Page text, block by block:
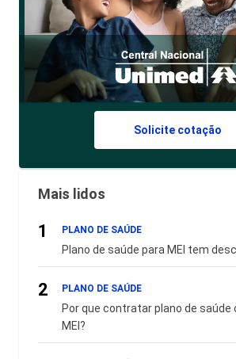
Solicite cotação
Mais lidos
1 PLANO DE SAÚDE
Plano de saúde para MEI tem
2 PLANO DE SAÚDE
Por que contratar plano de saúde
MEI?